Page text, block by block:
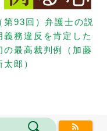
第93回）弁護士の説
義務違反を肯定した
の最高裁判例（加藤
太郎）